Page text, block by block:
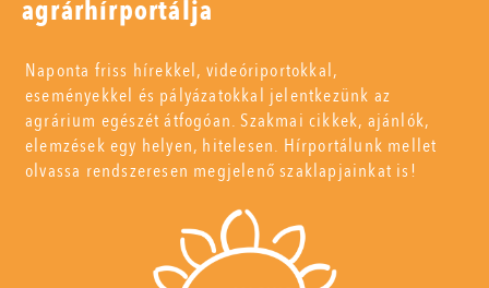
agrárhírportálja
Naponta friss hírekkel, videóriportokkal,
eseményekkel és pályázatokkal jelentkezünk az
agrárium egészét átfogóan. Szakmai cikkek, ajánlók,
elemzések egy helyen, hitelesen. Hírportálunk mellet
olvassa rendszeresen megjelenő szaklapjainkat is!